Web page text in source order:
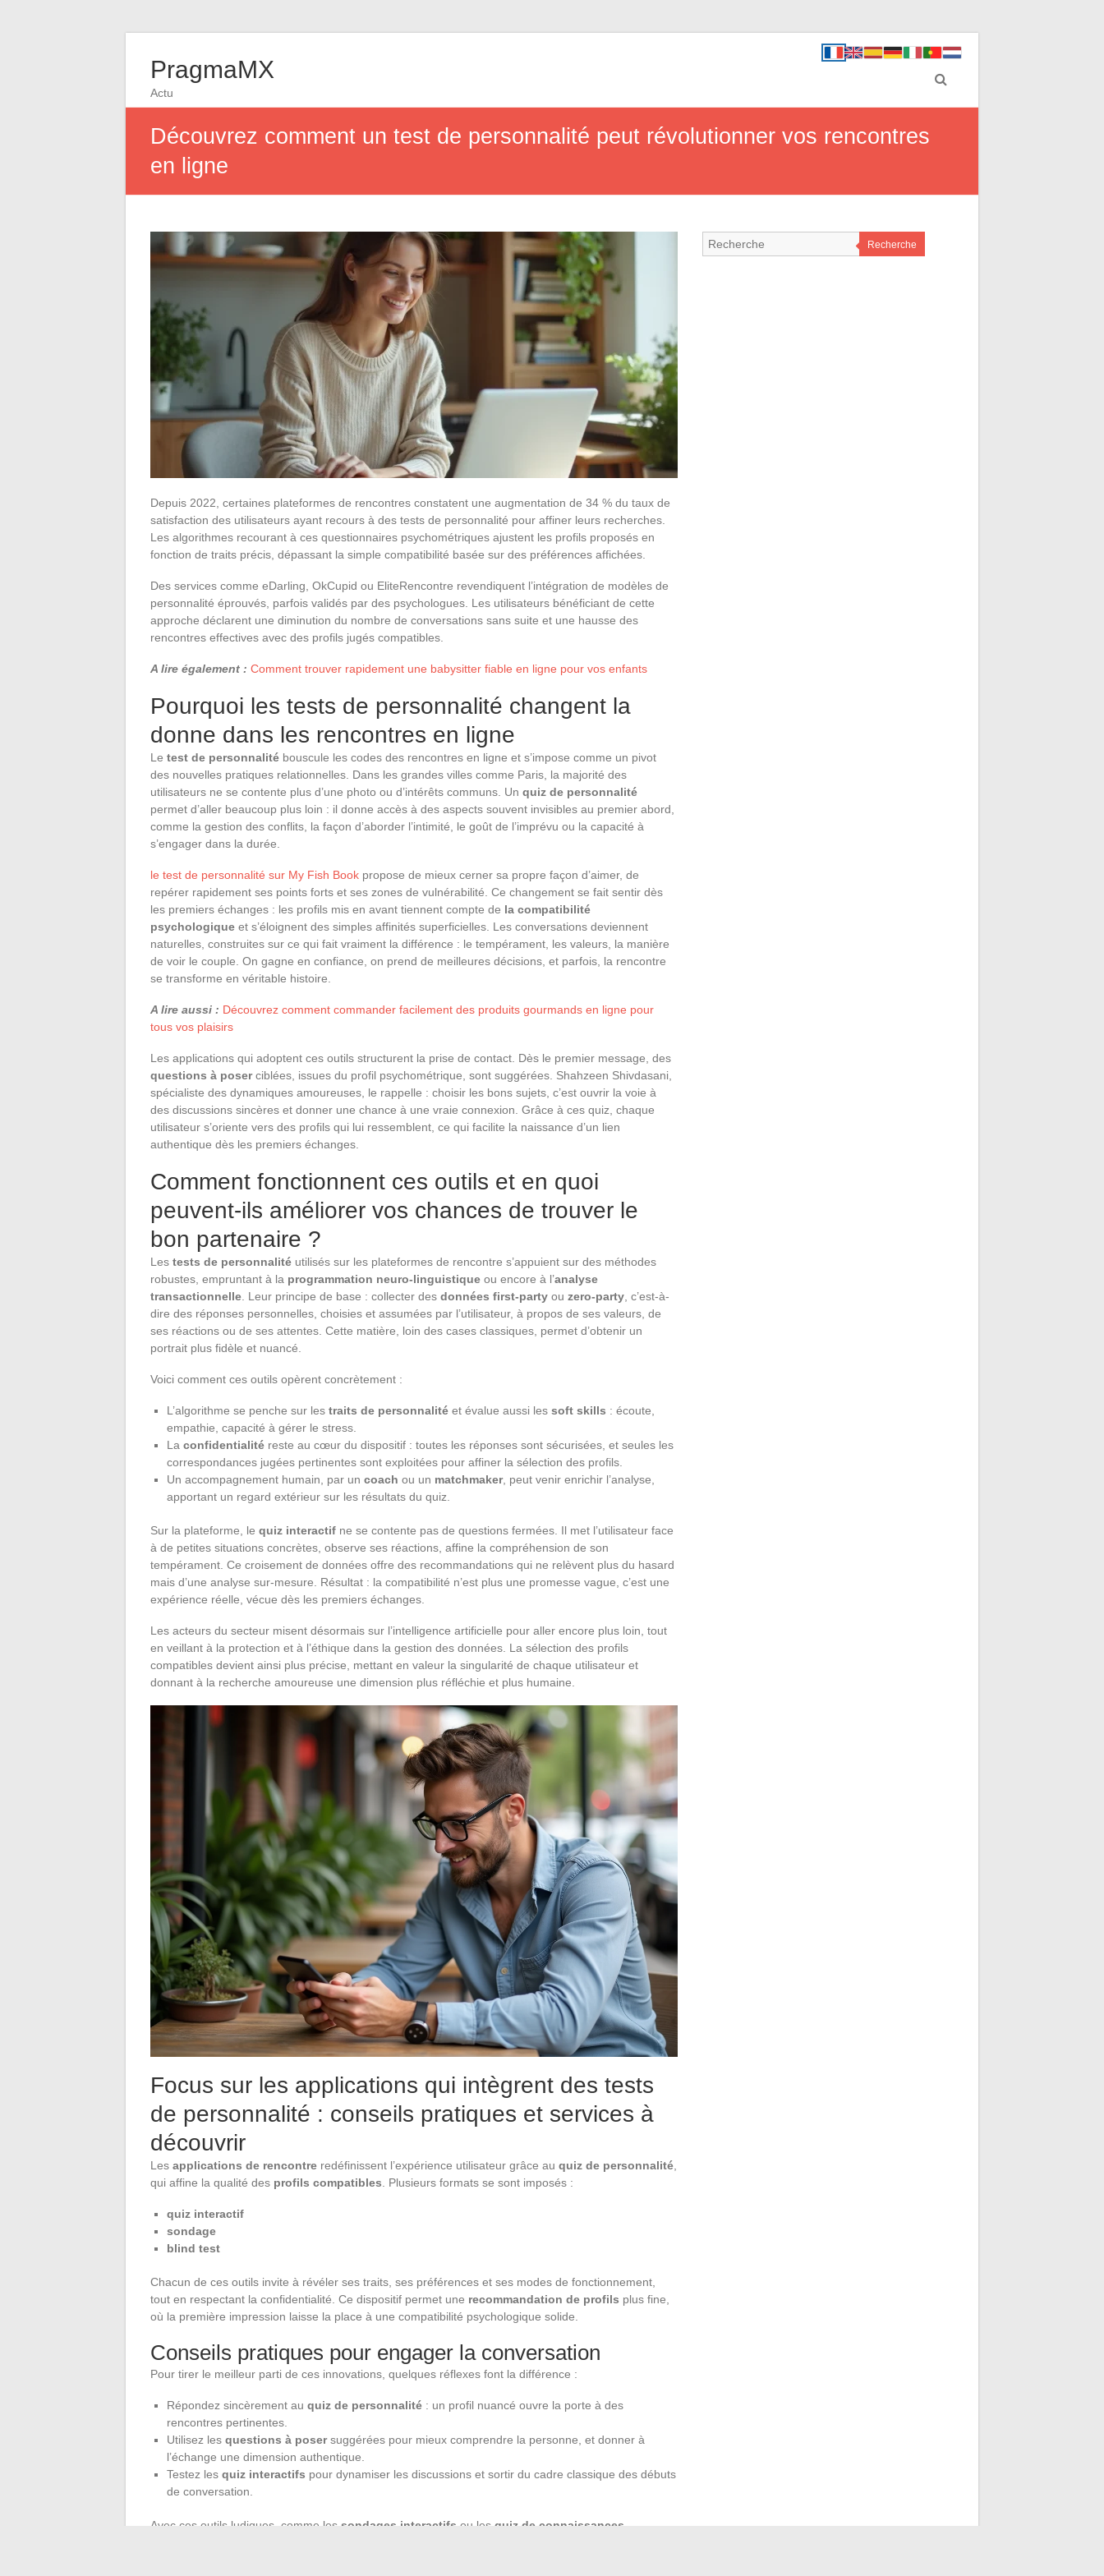
PragmaMX
Actu
Découvrez comment un test de personnalité peut révolutionner vos rencontres
en ligne
Depuis 2022, certaines plateformes de rencontres constatent une augmentation de 34 % du taux de
satisfaction des utilisateurs ayant recours à des tests de personnalité pour affiner leurs recherches.
Les algorithmes recourant à ces questionnaires psychométriques ajustent les profils proposés en
fonction de traits précis, dépassant la simple compatibilité basée sur des préférences affichées.
Des services comme eDarling, OkCupid ou EliteRencontre revendiquent l’intégration de modèles de
personnalité éprouvés, parfois validés par des psychologues. Les utilisateurs bénéficiant de cette
approche déclarent une diminution du nombre de conversations sans suite et une hausse des
rencontres effectives avec des profils jugés compatibles.
A lire également : Comment trouver rapidement une babysitter fiable en ligne pour vos enfants
Pourquoi les tests de personnalité changent la
donne dans les rencontres en ligne
Le test de personnalité bouscule les codes des rencontres en ligne et s’impose comme un pivot
des nouvelles pratiques relationnelles. Dans les grandes villes comme Paris, la majorité des
utilisateurs ne se contente plus d’une photo ou d’intérêts communs. Un quiz de personnalité
permet d’aller beaucoup plus loin : il donne accès à des aspects souvent invisibles au premier abord,
comme la gestion des conflits, la façon d’aborder l’intimité, le goût de l’imprévu ou la capacité à
s’engager dans la durée.
le test de personnalité sur My Fish Book propose de mieux cerner sa propre façon d’aimer, de
repérer rapidement ses points forts et ses zones de vulnérabilité. Ce changement se fait sentir dès
les premiers échanges : les profils mis en avant tiennent compte de la compatibilité
psychologique et s’éloignent des simples affinités superficielles. Les conversations deviennent
naturelles, construites sur ce qui fait vraiment la différence : le tempérament, les valeurs, la manière
de voir le couple. On gagne en confiance, on prend de meilleures décisions, et parfois, la rencontre
se transforme en véritable histoire.
A lire aussi : Découvrez comment commander facilement des produits gourmands en ligne pour
tous vos plaisirs
Les applications qui adoptent ces outils structurent la prise de contact. Dès le premier message, des
questions à poserciblées, issues du profil psychométrique, sont suggérées. Shahzeen Shivdasani,
spécialiste des dynamiques amoureuses, le rappelle : choisir les bons sujets, c’est ouvrir la voie à
des discussions sincères et donner une chance à une vraie connexion. Grâce à ces quiz, chaque
utilisateur s’oriente vers des profils qui lui ressemblent, ce qui facilite la naissance d’un lien
authentique dès les premiers échanges.
Comment fonctionnent ces outils et en quoi
peuvent-ils améliorer vos chances de trouver le
bon partenaire ?
Les tests de personnalité utilisés sur les plateformes de rencontre s’appuient sur des méthodes
robustes, empruntant à la programmation neuro-linguistique ou encore à l’analyse
transactionnelle . Leur principe de base : collecter des données first-party ou zero-party , c’est-à-
dire des réponses personnelles, choisies et assumées par l’utilisateur, à propos de ses valeurs, de
ses réactions ou de ses attentes. Cette matière, loin des cases classiques, permet d’obtenir un
portrait plus fidèle et nuancé.
Voici comment ces outils opèrent concrètement :
L’algorithme se penche sur les traits de personnalité et évalue aussi les soft skills : écoute,
empathie, capacité à gérer le stress.
La confidentialité reste au cœur du dispositif : toutes les réponses sont sécurisées, et seules les
correspondances jugées pertinentes sont exploitées pour affiner la sélection des profils.
Un accompagnement humain, par un coach ou un matchmaker, peut venir enrichir l’analyse,
apportant un regard extérieur sur les résultats du quiz.
Sur la plateforme, le quiz interactif ne se contente pas de questions fermées. Il met l’utilisateur face
à de petites situations concrètes, observe ses réactions, affine la compréhension de son
tempérament. Ce croisement de données offre des recommandations qui ne relèvent plus du hasard
mais d’une analyse sur-mesure. Résultat : la compatibilité n’est plus une promesse vague, c’est une
expérience réelle, vécue dès les premiers échanges.
Les acteurs du secteur misent désormais sur l’intelligence artificielle pour aller encore plus loin, tout
en veillant à la protection et à l’éthique dans la gestion des données. La sélection des profils
compatibles devient ainsi plus précise, mettant en valeur la singularité de chaque utilisateur et
donnant à la recherche amoureuse une dimension plus réfléchie et plus humaine.
Focus sur les applications qui intègrent des tests
de personnalité : conseils pratiques et services à
découvrir
Les applications de rencontre redéfinissent l’expérience utilisateur grâce au quiz de personnalité
qui affine la qualité des profils compatibles . Plusieurs formats se sont imposés :
quiz interactif
sondage
blind test
Chacun de ces outils invite à révéler ses traits, ses préférences et ses modes de fonctionnement,
tout en respectant la confidentialité. Ce dispositif permet une recommandation de profils plus fine,
où la première impression laisse la place à une compatibilité psychologique solide.
Conseils pratiques pour engager la conversation
Pour tirer le meilleur parti de ces innovations, quelques réflexes font la différence :
Répondez sincèrement au quiz de personnalité : un profil nuancé ouvre la porte à des
rencontres pertinentes.
Utilisez les questions à posersuggérées pour mieux comprendre la personne, et donner à
l’échange une dimension authentique.
Testez les quiz interactifs pour dynamiser les discussions et sortir du cadre classique des débuts
de conversation.
Avec ces outils ludiques, comme les sondages interactifs ou les quiz de connaissances
Recherche